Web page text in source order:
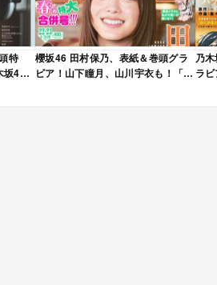
特
坂46
櫻坂46 田村保乃、表紙＆巻頭グラ
ビア！山下瞳月、山川宇衣も！「週
合併号」本日4/28発売！
乃
ラ
売！